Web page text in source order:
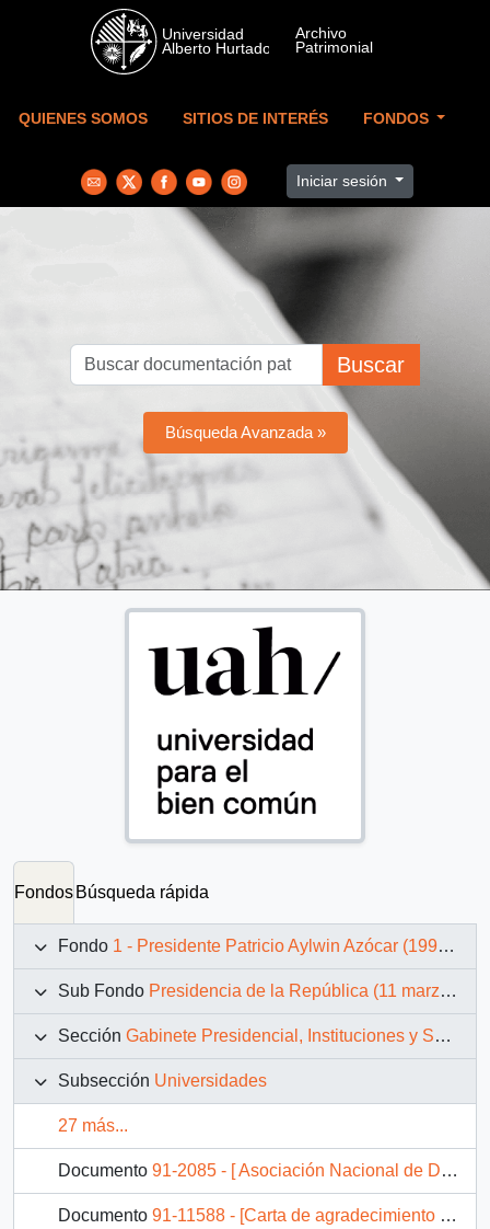
Skip to main content
QUIENES SOMOS SITIOS DE INTERÉS FONDOS
Iniciar sesión
Buscar
Búsqueda Avanzada »
Fondos Búsqueda rápida
Fondo 1 - Presidente Patricio Aylwin Azócar (1990-1994)
Sub Fondo Presidencia de la República (11 marzo 1990 – 11 marzo 1994)
Sección Gabinete Presidencial, Instituciones y Servicios
Subsección Universidades
27 más...
Documento 91-2085 - [ Asociación Nacional de Deudores del Crédito Fiscal Universitario solicita solución respecto de deudas universitarias]
Documento 91-11588 - [Carta de agradecimiento por remoción de cargo a rectora de la Universidad de Playa Ancha de Ciencias de la Educación]